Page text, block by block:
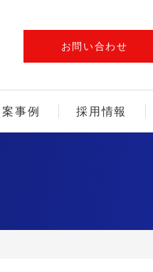
お問い合わせ
事例 採用情報